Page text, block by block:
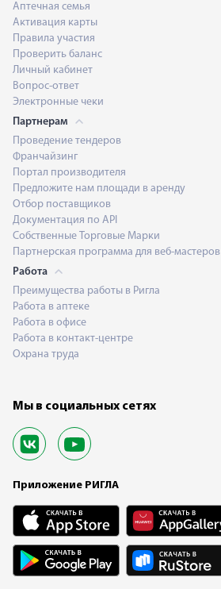
Аптечная семья
Активация карты
Правила участия
Проверить баланс
Личный кабинет
Вопрос-ответ
Электронные чеки
Партнерам
Проведение тендеров
Франчайзинг
Портал производителя
Предложите нам площади в аренду
Отбор поставщиков
Документация по API
Собственные Торговые Марки
Партнерская программа для веб-мастеров
Работа
Преимущества работы в Ригла
Работа в аптеке
Работа в офисе
Работа в контакт-центре
Охрана труда
Мы в социальных сетях
Приложение РИГЛА